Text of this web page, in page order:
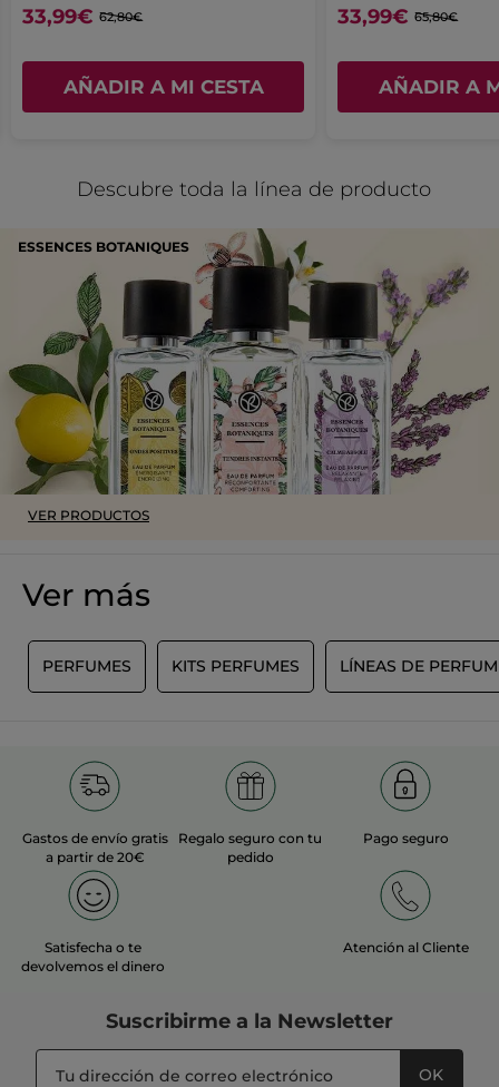
33,99€ 62,80€
AÑADIR A MI CESTA
33,99€ 65,80€
AÑADIR A
Descubre toda la línea de producto
ESSENCES BOTANIQUES
VER PRODUCTOS
Ver más
PERFUMES KITS PERFUMES LÍNEAS DE
Gastos de envío gratis
a partir de 20€
Regalo seguro con tu
pedido
Pago seguro
Satisfecha o te
devolvemos el dinero
Atención al Cliente
Suscribirme a la Newsletter
OK